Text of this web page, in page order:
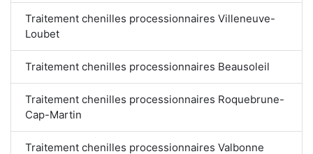
Traitement chenilles processionnaires Villeneuve-
Loubet
Traitement chenilles processionnaires Beausoleil
Traitement chenilles processionnaires Roquebrune-
Cap-Martin
Traitement chenilles processionnaires Valbonne